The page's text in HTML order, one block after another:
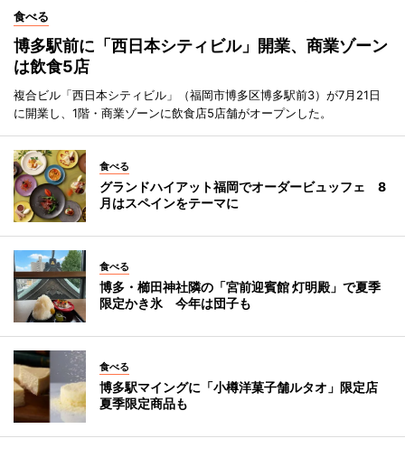
食べる
博多駅前に「西日本シティビル」開業、商業ゾーン
は飲食5店
複合ビル「西日本シティビル」（福岡市博多区博多駅前3）が7月21日
に開業し、1階・商業ゾーンに飲食店5店舗がオープンした。
食べる
グランドハイアット福岡でオーダービュッフェ 8
月はスペインをテーマに
食べる
博多・櫛田神社隣の「宮前迎賓館 灯明殿」で夏季
限定かき氷 今年は団子も
食べる
博多駅マイングに「小樽洋菓子舗ルタオ」限定店
夏季限定商品も